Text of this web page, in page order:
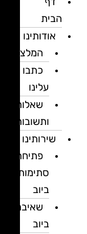
הבית
אודותינו
המלצות
כתבו
עלינו
שאלות
ותשובות
שירותינו
פתיחת
סתימות
ביוב
שאיבת
ביוב